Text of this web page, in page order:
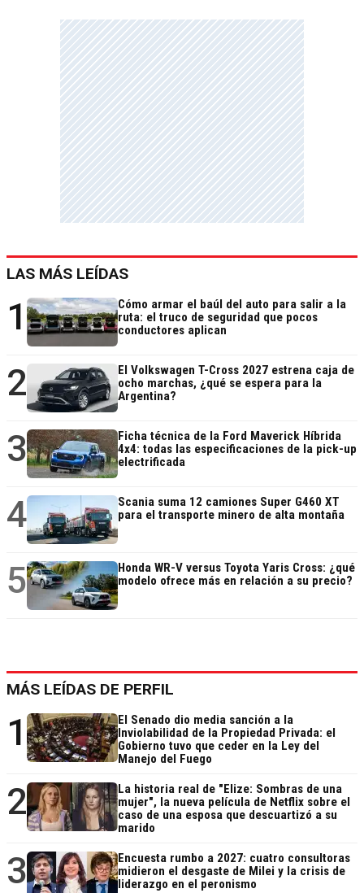
LAS MÁS LEÍDAS
1
Cómo armar el baúl del auto para salir a la
ruta: el truco de seguridad que pocos
conductores aplican
2
El Volkswagen T-Cross 2027 estrena caja de
ocho marchas, ¿qué se espera para la
Argentina?
3
Ficha técnica de la Ford Maverick Híbrida
4x4: todas las especificaciones de la pick-up
electrificada
4
Scania suma 12 camiones Super G460 XT
para el transporte minero de alta montaña
5
Honda WR-V versus Toyota Yaris Cross: ¿qué
modelo ofrece más en relación a su precio?
MÁS LEÍDAS DE PERFIL
1
El Senado dio media sanción a la
Inviolabilidad de la Propiedad Privada: el
Gobierno tuvo que ceder en la Ley del
Manejo del Fuego
2
La historia real de "Elize: Sombras de una
mujer", la nueva película de Netflix sobre el
caso de una esposa que descuartizó a su
marido
3
Encuesta rumbo a 2027: cuatro consultoras
midieron el desgaste de Milei y la crisis de
liderazgo en el peronismo